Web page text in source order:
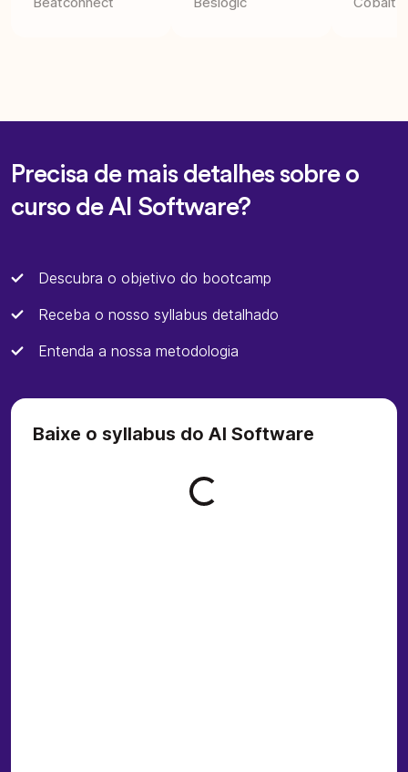
Precisa de mais detalhes sobre o
curso de AI Software?
Descubra o objetivo do bootcamp
Receba o nosso syllabus detalhado
Entenda a nossa metodologia
Baixe o syllabus do AI Software
Loading form...